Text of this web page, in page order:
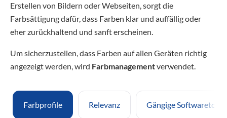
Erstellen von Bildern oder Webseiten, sorgt die
Farbsättigung dafür, dass Farben klar und auffällig oder
eher zurückhaltend und sanft erscheinen.
Um sicherzustellen, dass Farben auf allen Geräten richtig
angezeigt werden, wird Farbmanagementverwendet.
Farbprofile Relevanz Gängige Softwaretools